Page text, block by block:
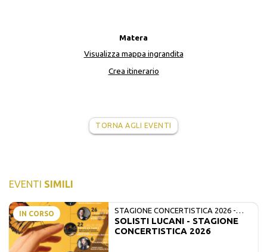
Matera
Visualizza mappa ingrandita
Crea itinerario
TORNA AGLI EVENTI
EVENTI SIMILI
IN CORSO
STAGIONE CONCERTISTICA 2026 -
MATE E SOLISTI LUCANI
SOLISTI LUCANI - STAGIONE
CONCERTISTICA 2026